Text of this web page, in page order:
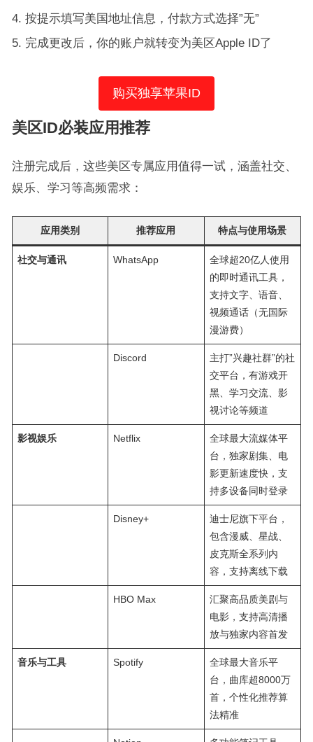
按提示填写美国地址信息，付款方式选择”无”
完成更改后，你的账户就转变为美区Apple ID了
购买独享苹果ID
美区ID必装应用推荐
注册完成后，这些美区专属应用值得一试，涵盖社交、
娱乐、学习等高频需求：
应用类别 推荐应用 特点与使用场景
社交与通讯 WhatsApp
全球超20亿人使用
的即时通讯工具，
支持文字、语音、
视频通话（无国际
漫游费）
Discord
主打”兴趣社群”的社
交平台，有游戏开
黑、学习交流、影
视讨论等频道
影视娱乐 Netflix
全球最大流媒体平
台，独家剧集、电
影更新速度快，支
持多设备同时登录
Disney+
迪士尼旗下平台，
包含漫威、星战、
皮克斯全系列内
容，支持离线下载
HBO Max
汇聚高品质美剧与
电影，支持高清播
放与独家内容首发
音乐与工具 Spotify
全球最大音乐平
台，曲库超8000万
首，个性化推荐算
法精准